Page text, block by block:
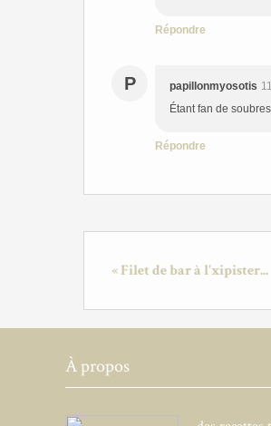
Répondre
P papillonmyosotis
Étant fan de
Répondre
« Filet de bar à l'xipister...
À propos